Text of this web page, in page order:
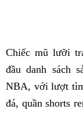
Chiếc mũ lưỡi
đầu danh sách
NBA, với lượt
đá, quần shorts